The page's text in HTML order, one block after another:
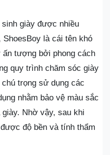
giày được nhiều
là cái tên khó
tượng bởi phong cách
quy trình chăm sóc giày
trọng sử dụng các
nhằm bảo vệ màu sắc
Nhờ vậy, sau khi
độ bền và tính thẩm